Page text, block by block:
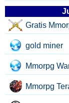
Gratis
gold miner
Mmorpg
Mmorpg